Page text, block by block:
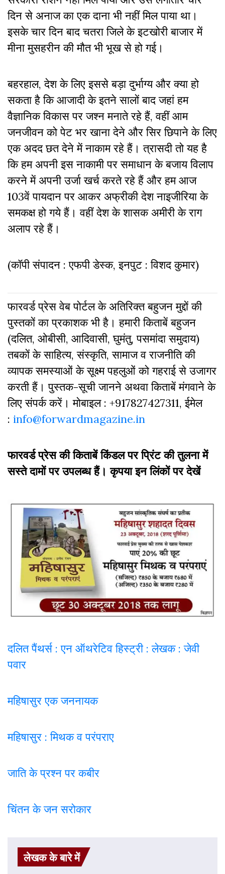
दिन से अनाज का एक दाना भी नहीं मिल पाया था।
इसके चार दिन बाद चतरा जिले के इटखोरी बाजार में
मीना मुसहरीन की मौत भी भूख से हो गई।
बहरहाल, देश के लिए इससे बड़ा दुर्भाग्य और क्या हो
सकता है कि आजादी के इतने सालों बाद जहां हम
वैज्ञानिक विकास पर जश्न मनाते रहे हैं, वहीं आम
जनजीवन को पेट भर खाना देने और सिर छिपाने के लिए
एक अदद छत देने में नाकाम रहे हैं। त्रासदी तो यह है
कि हम अपनी इस नाकामी पर समाधान के बजाय विलाप
करने में अपनी उर्जा खर्च करते रहे हैं और हम आज
103वें पायदान पर आकर अफ्रीकी देश नाइजीरिया के
समकक्ष हो गये हैं। वहीं देश के शासक अमीरी के राग
अलाप रहे हैं।
(कॉपी संपादन : एफपी डेस्क, इनपुट : विशद कुमार)
फारवर्ड प्रेस वेब पोर्टल के अतिरिक्‍त बहुजन मुद्दों की
पुस्‍तकों का प्रकाशक भी है। हमारी किताबें बहुजन
(दलित, ओबीसी, आदिवासी, घुमंतु, पसमांदा समुदाय)
तबकों के साहित्‍य, संस्कृति, सामाज व राजनीति की
व्‍यापक समस्‍याओं के सूक्ष्म पहलुओं को गहराई से उजागर
करती हैं। पुस्तक-सूची जानने अथवा किताबें मंगवाने के
लिए संपर्क करें। मोबाइल : +917827427311, ईमेल
: info@forwardmagazine.in
फारवर्ड प्रेस की किताबें किंडल पर प्रिंट की तुलना में
सस्ते दामों पर उपलब्ध हैं। कृपया इन लिंकों पर देखें
दलित पैंथर्स : एन ऑथरेटिव हिस्ट्री : लेखक : जेवी
पवार
महिषासुर एक जननायक
महिषासुर : मिथक व परंपराए
जाति के प्रश्न पर कबीर
चिंतन के जन सरोकार
लेखक के बारे में